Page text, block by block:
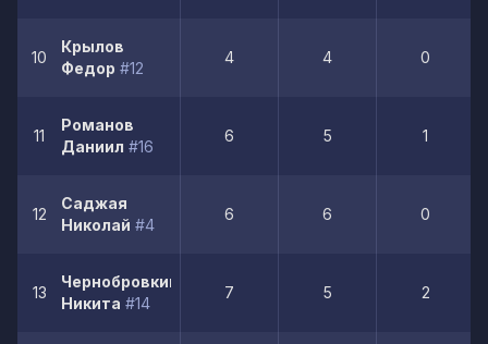
10
Крылов
Федор #12
4 4 0
11
Романов
Даниил #16
6 5 1
12
Саджая
Николай #4
6 6 0
13
Чернобровкин
Никита #14
7 5 2